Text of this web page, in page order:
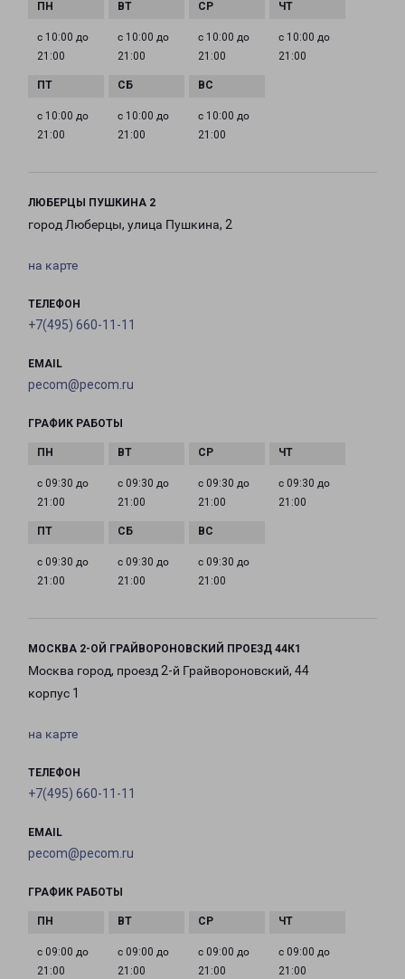
с 10:00 до
21:00
с 10:00 до
21:00
с 10:00 до
21:00
с 10:00 до
21:00
с 10:00 до
21:00
с 10:00 до
21:00
с 10:00 до
21:00
ЛЮБЕРЦЫ ПУШКИНА 2
город Люберцы, улица Пушкина, 2
на карте
ТЕЛЕФОН
+7(495) 660-11-11
EMAIL
pecom@pecom.ru
ГРАФИК РАБОТЫ
с 09:30 до
21:00
с 09:30 до
21:00
с 09:30 до
21:00
с 09:30 до
21:00
с 09:30 до
21:00
с 09:30 до
21:00
с 09:30 до
21:00
МОСКВА 2-ОЙ ГРАЙВОРОНОВСКИЙ ПРОЕЗД 44К1
Москва город, проезд 2-й Грайвороновский, 44
корпус 1
на карте
ТЕЛЕФОН
+7(495) 660-11-11
EMAIL
pecom@pecom.ru
ГРАФИК РАБОТЫ
с 09:00 до
21:00
с 09:00 до
21:00
с 09:00 до
21:00
с 09:00 до
21:00